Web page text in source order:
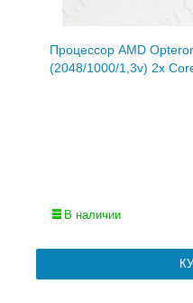
Процессор AMD
(2048/1000/1,3v) 2x
В наличии